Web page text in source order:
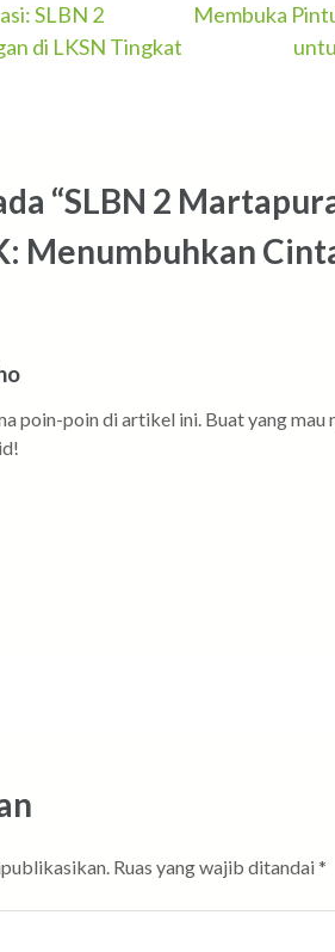
SLBN 2
di LKSN Tingkat
Membuka
“SLBN 2
Menumbuhkan
poin-poin di artikel ini. Buat yang
Ruas yang wajib ditandai *